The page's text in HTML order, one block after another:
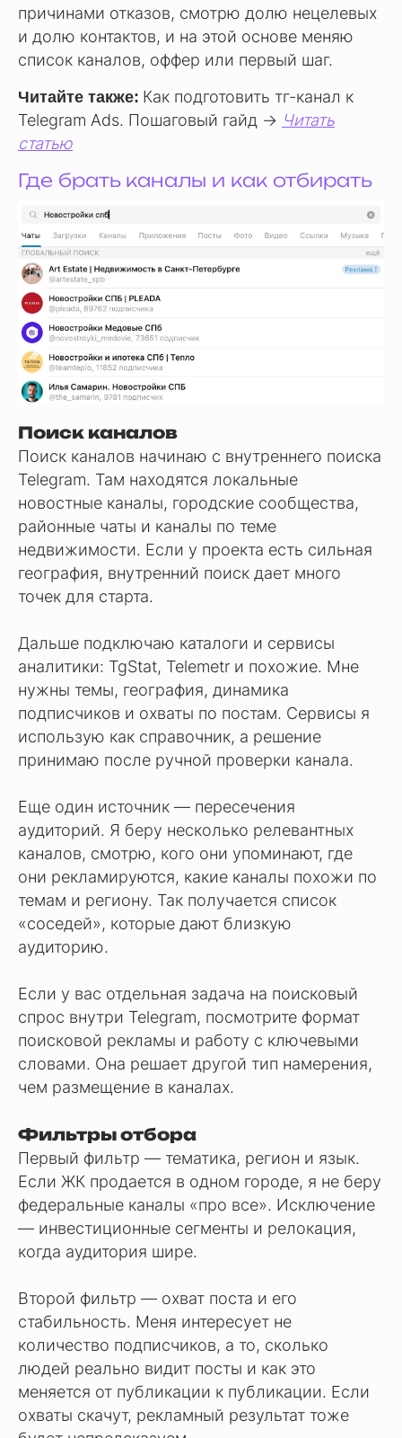
причинами отказов, смотрю долю нецелевых
и долю контактов, и на этой основе меняю
список каналов, оффер или первый шаг.
Читайте также: Как подготовить тг-канал к
Telegram Ads. Пошаговый гайд → Читать
статью
Где брать каналы и как отбирать
Поиск каналов
Поиск каналов начинаю с внутреннего поиска
Telegram. Там находятся локальные
новостные каналы, городские сообщества,
районные чаты и каналы по теме
недвижимости. Если у проекта есть сильная
география, внутренний поиск дает много
точек для старта.
Дальше подключаю каталоги и сервисы
аналитики: TgStat, Telemetr и похожие. Мне
нужны темы, география, динамика
подписчиков и охваты по постам. Сервисы я
использую как справочник, а решение
принимаю после ручной проверки канала.
Еще один источник — пересечения
аудиторий. Я беру несколько релевантных
каналов, смотрю, кого они упоминают, где
они рекламируются, какие каналы похожи по
темам и региону. Так получается список
«соседей», которые дают близкую
аудиторию.
Если у вас отдельная задача на поисковый
спрос внутри Telegram, посмотрите формат
поисковой рекламы и работу с ключевыми
словами. Она решает другой тип намерения,
чем размещение в каналах.
Фильтры отбора
Первый фильтр — тематика, регион и язык.
Если ЖК продается в одном городе, я не беру
федеральные каналы «про все». Исключение
— инвестиционные сегменты и релокация,
когда аудитория шире.
Второй фильтр — охват поста и его
стабильность. Меня интересует не
количество подписчиков, а то, сколько
людей реально видит посты и как это
меняется от публикации к публикации. Если
охваты скачут, рекламный результат тоже